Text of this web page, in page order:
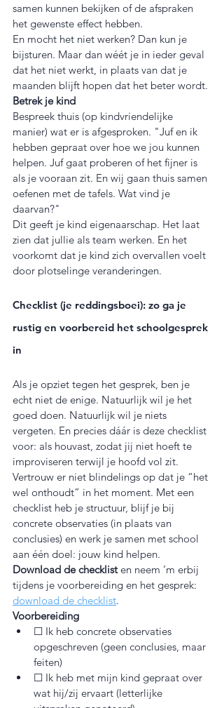
samen kunnen bekijken of de afspraken
het gewenste effect hebben.
En mocht het niet werken? Dan kun je
bijsturen. Maar dan wéét je in ieder geval
dat het niet werkt, in plaats van dat je
maanden blijft hopen dat het beter wordt.
Betrek je kind
Bespreek thuis (op kindvriendelijke
manier) wat er is afgesproken. "Juf en ik
hebben gepraat over hoe we jou kunnen
helpen. Juf gaat proberen of het fijner is
als je vooraan zit. En wij gaan thuis samen
oefenen met de tafels. Wat vind je
daarvan?"
Dit geeft je kind eigenaarschap. Het laat
zien dat jullie als team werken. En het
voorkomt dat je kind zich overvallen voelt
door plotselinge veranderingen.
Checklist (je reddingsboei): zo ga je
rustig en voorbereid het schoolgesprek
in
Als je opziet tegen het gesprek, ben je
echt niet de enige. Natuurlijk wil je het
goed doen. Natuurlijk wil je niets
vergeten. En precies dáár is deze checklist
voor: als houvast, zodat jij niet hoeft te
improviseren terwijl je hoofd vol zit.
Vertrouw er niet blindelings op dat je “het
wel onthoudt” in het moment. Met een
checklist heb je structuur, blijf je bij
concrete observaties (in plaats van
conclusies) en werk je samen met school
aan één doel: jouw kind helpen.
Download de checklist en neem ’m erbij
tijdens je voorbereiding en het gesprek:
download de checklist.
Voorbereiding
☐ Ik heb concrete observaties
opgeschreven (geen conclusies, maar
feiten)
☐ Ik heb met mijn kind gepraat over
wat hij/zij ervaart (letterlijke